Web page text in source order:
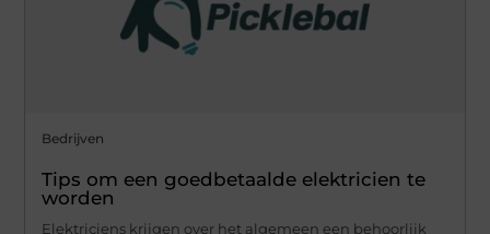
Bedrijven
Tips om een ​​goedbetaalde elektricien te
worden
Elektriciens krijgen over het algemeen een behoorlijk